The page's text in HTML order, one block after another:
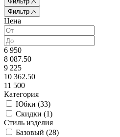
Фильтр
Цена
6 950
8 087.50
9 225
10 362.50
11 500
Категория
Юбки (33)
Скидки (1)
Стиль изделия
Базовый (28)